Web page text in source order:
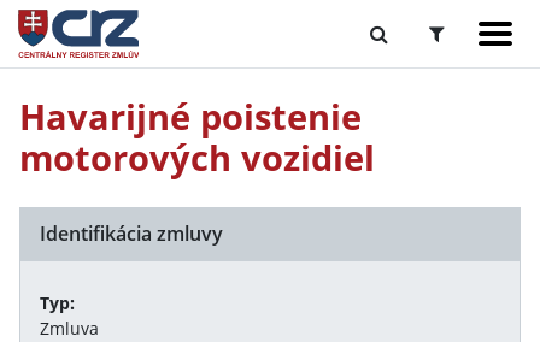
Havarijné poistenie
motorových vozidiel
Identifikácia zmluvy
Typ:
Zmluva